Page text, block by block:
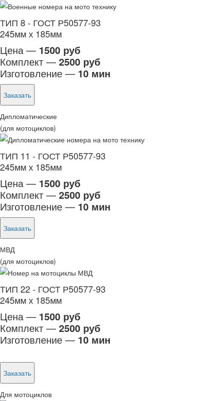
ТИП 8 - ГОСТ Р50577-93
245мм х 185мм
Цена — 1500 руб
Комплект — 2500 руб
Изготовление — 10 мин
Заказать
Дипломатические
(для мотоциклов)
ТИП 11 - ГОСТ Р50577-93
245мм х 185мм
Цена — 1500 руб
Комплект — 2500 руб
Изготовление — 10 мин
Заказать
МВД
(для мотоциклов)
ТИП 22 - ГОСТ Р50577-93
245мм х 185мм
Цена — 1500 руб
Комплект — 2500 руб
Изготовление — 10 мин
Заказать
Для мотоциклов